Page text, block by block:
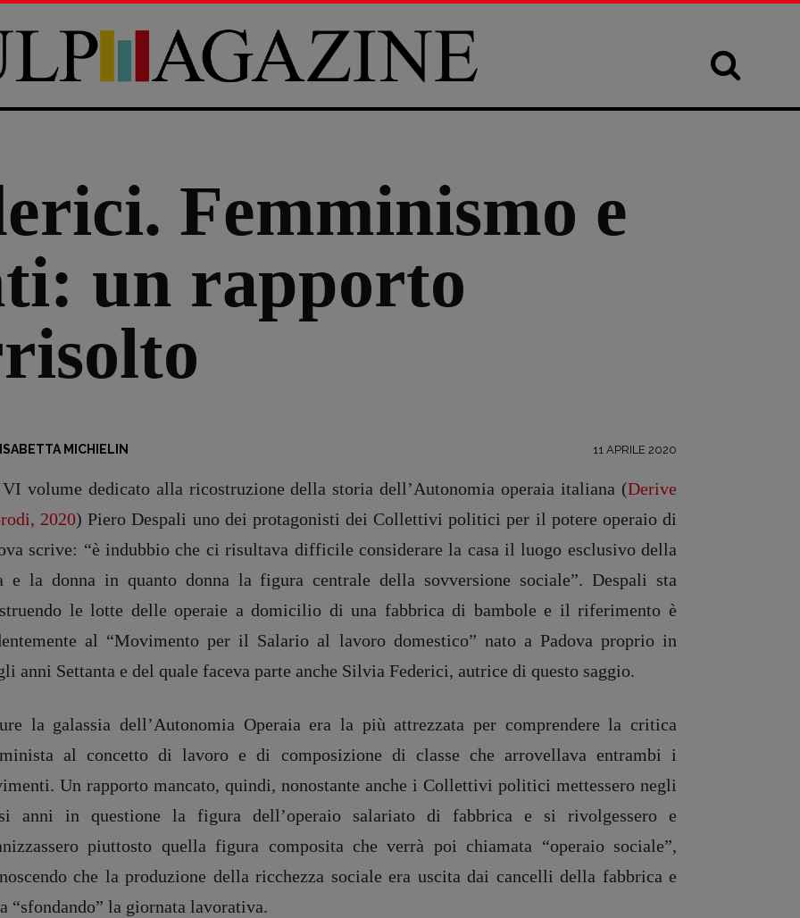
Femminismo e
un rapporto
MICHIELIN 11 APRILE 2020
volume dedicato alla ricostruzione della storia dell’Autonomia operaia italiana (Derive
2020) Piero Despali uno dei protagonisti dei Collettivi politici per il potere operaio di
scrive: “è indubbio che ci risultava difficile considerare la casa il luogo esclusivo della
e la donna in quanto donna la figura centrale della sovversione sociale”. Despali sta
le lotte delle operaie a domicilio di una fabbrica di bambole e il riferimento è
al “Movimento per il Salario al lavoro domestico” nato a Padova proprio in
anni Settanta e del quale faceva parte anche Silvia Federici, autrice di questo saggio.
la galassia dell’Autonomia Operaia era la più attrezzata per comprendere la critica
al concetto di lavoro e di composizione di classe che arrovellava entrambi i
Un rapporto mancato, quindi, nonostante anche i Collettivi politici mettessero negli
anni in questione la figura dell’operaio salariato di fabbrica e si rivolgessero e
piuttosto quella figura composita che verrà poi chiamata “operaio sociale”,
che la produzione della ricchezza sociale era uscita dai cancelli della fabbrica e
“sfondando” la giornata lavorativa.